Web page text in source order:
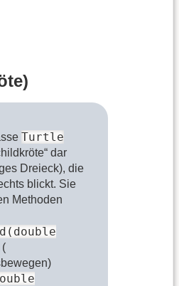
Turtle
dar
Dreieck), die
blickt. Sie
Methoden
(